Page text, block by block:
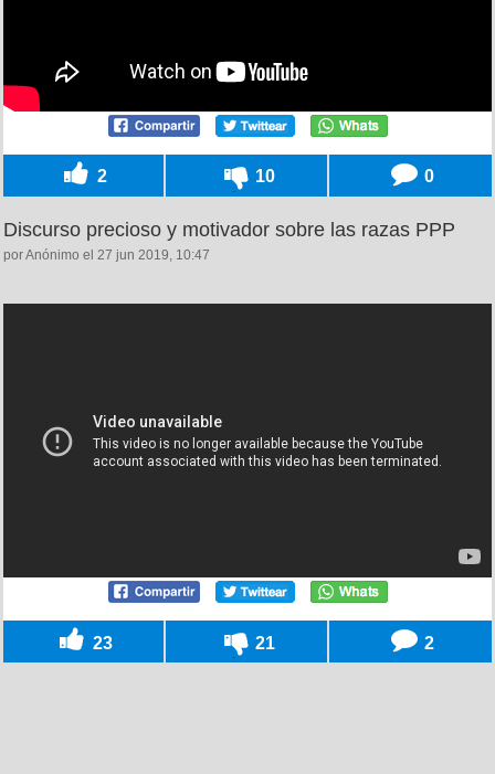
2 10 0
Discurso precioso y motivador sobre las razas PPP
por Anónimo el 27 jun 2019, 10:47
23 21 2